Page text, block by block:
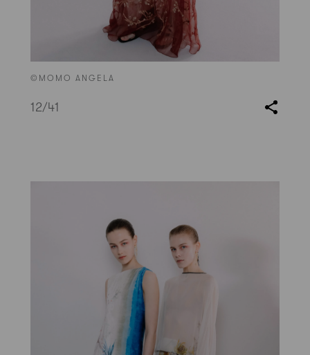
©MOMO ANGELA
12/41